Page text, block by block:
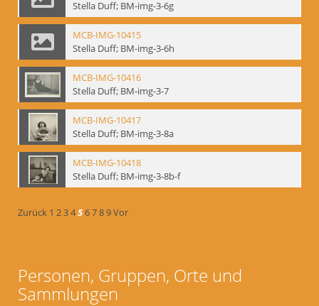
Stella Duff; BM-img-3-6g
MCB-IMG-10415
Stella Duff; BM-img-3-6h
MCB-IMG-10416
Stella Duff; BM-img-3-7
MCB-IMG-10417
Stella Duff; BM-img-3-8a
MCB-IMG-10418
Stella Duff; BM-img-3-8b-f
Zurück 1 23456789Vor
Personen, Gruppen, Orte und
Sammlungen